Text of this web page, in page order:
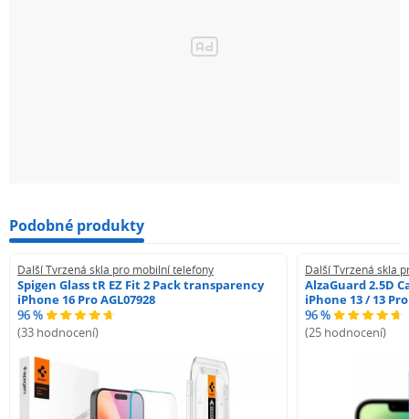
Podobné produkty
Další Tvrzená skla pro mobilní telefony
Spigen Glass tR EZ Fit 2 Pack transparency
iPhone 16 Pro AGL07928
96 %
(33 hodnocení)
Další Tvrzená skla
AlzaGuard 2.5D
iPhone 13 / 13 Pro
96 %
(25 hodnocení)